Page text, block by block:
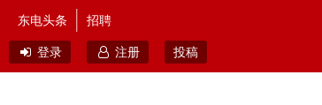
东电头条 招聘
登录 注册 投稿